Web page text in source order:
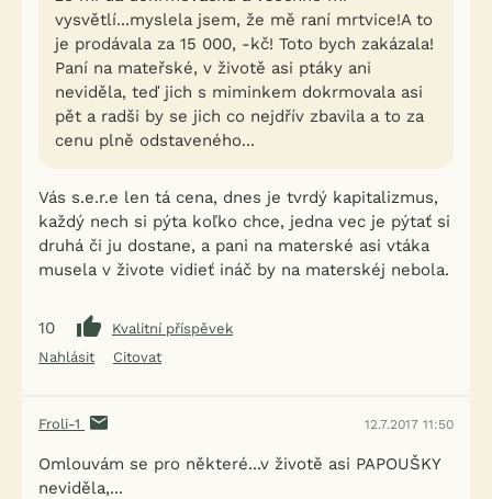
vysvětlí...myslela jsem, že mě raní mrtvice!A to
je prodávala za 15 000, -kč! Toto bych zakázala!
Paní na mateřské, v životě asi ptáky ani
neviděla, teď jich s miminkem dokrmovala asi
pět a radši by se jich co nejdřív zbavila a to za
cenu plně odstaveného...
Vás s.e.r.e len tá cena, dnes je tvrdý kapitalizmus,
každý nech si pýta koľko chce, jedna vec je pýtať si
druhá či ju dostane, a pani na materské asi vtáka
musela v živote vidieť ináč by na materskéj nebola.
10
Kvalitní příspěvek
Nahlásit
Citovat
Froli-1 12.7.2017 11:50
Omlouvám se pro některé...v životě asi PAPOUŠKY
neviděla,...